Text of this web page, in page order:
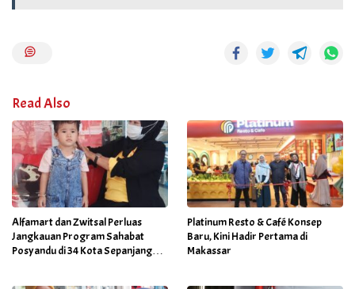
Read Also
Alfamart dan Zwitsal Perluas
Jangkauan Program Sahabat
Posyandu di 34 Kota Sepanjang
Platinum Resto & Café Konsep
Baru, Kini Hadir Pertama di
Makassar